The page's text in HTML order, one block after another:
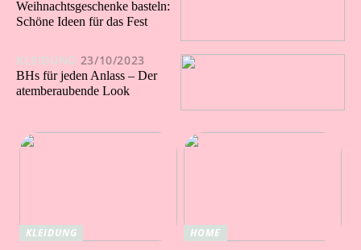
Weihnachtsgeschenke basteln:
Schöne Ideen für das Fest
KLEIDUNG 23/10/2023
BHs für jeden Anlass – Der
atemberaubende Look
KLEIDUNG
HOME